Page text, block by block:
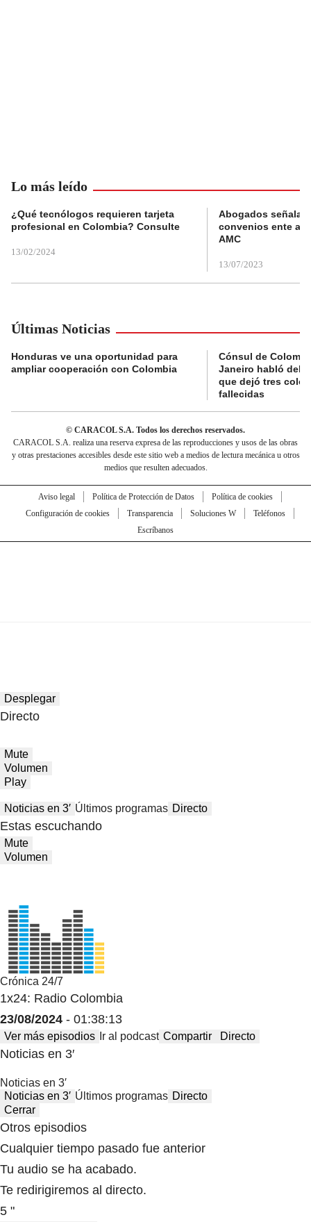
Lo más leído
¿Qué tecnólogos requieren tarjeta
profesional en Colombia? Consulte
13/02/2024
Abogados
convenios ente
AMC
13/07/2023
Últimas Noticias
Honduras ve una oportunidad para
ampliar cooperación con Colombia
Cónsul de
Janeiro habló del
que dejó tres
fallecidas
© CARACOL S.A. Todos los derechos reservados.
CARACOL S.A. realiza una reserva expresa de las reproducciones y usos de las obras
y otras prestaciones accesibles desde este sitio web a medios de lectura mecánica u otros
medios que resulten adecuados.
Aviso legal Política de Protección de Datos
Política de cookies
Configuración de cookies
Transparencia Soluciones W
Teléfonos
Escríbanos
Desplegar
Directo
Mute
Volumen
Play
Noticias en 3′ Últimos programas Directo
Estas escuchando
Mute
Volumen
Crónica 24/7
1x24: Radio Colombia
23/08/2024 - 01:38:13
Ver más episodios Ir al podcast Compartir Directo
Noticias en 3′
Noticias en 3′
Noticias en 3′ Últimos programas Directo
Cerrar
Otros episodios
Cualquier tiempo pasado fue anterior
Tu audio se ha acabado.
Te redirigiremos al directo.
5 "